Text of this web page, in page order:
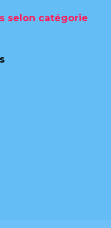
selon catégorie